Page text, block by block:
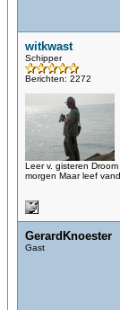
witkwast
Schipper
Berichten: 2272
Leer v. gisteren Droom
morgen Maar leef
GerardKnoester
Gast